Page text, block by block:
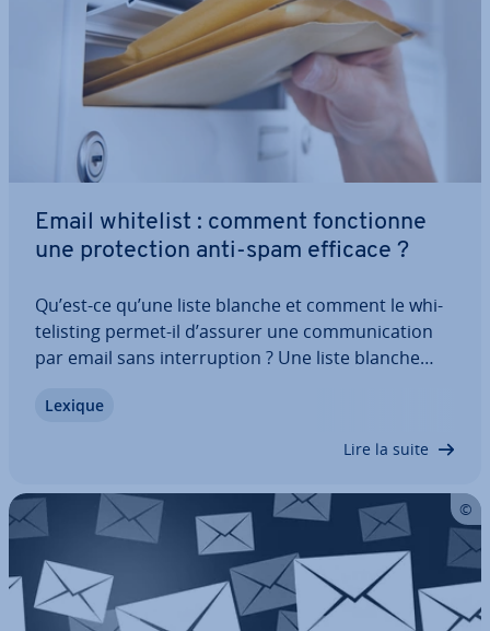
Email whitelist : comment fonc­tionne
une pro­tec­tion anti-spam efficace ?
Qu’est-ce qu’une liste blanche et comment le whi­
te­lis­ting permet-il d’assurer une com­mu­ni­ca­tion
par email sans in­ter­rup­tion ? Une liste blanche
d’exclure les contenus in­dé­si­rables du trafic. Elle
Lexique
Lire la suite